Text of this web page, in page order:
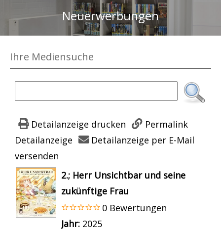
Neuerwerbungen
Ihre Mediensuche
Detailanzeige drucken
Permalink
Detailanzeige
Detailanzeige per E-Mail
versenden
wird in neuem Tab geöffnet
2.; Herr Unsichtbar und seine
zukünftige Frau
0 Bewertungen
Suche nach diesem Verfasser
Jahr: 2025